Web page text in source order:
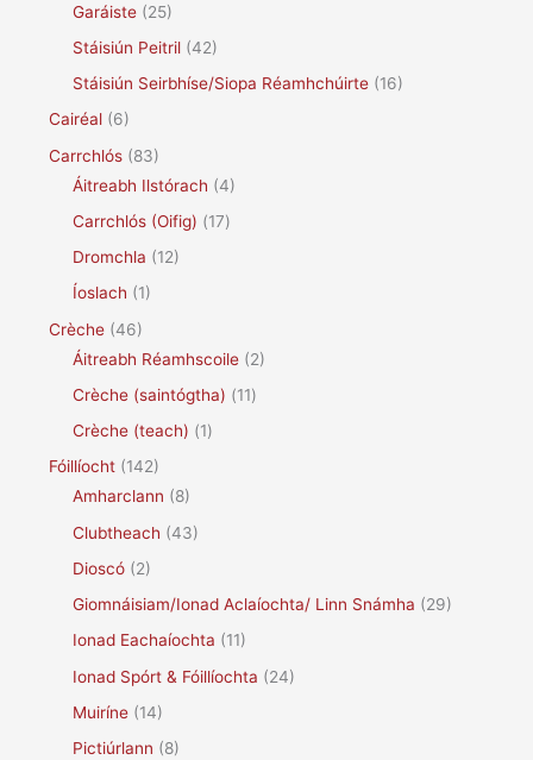
Garáiste (25)
Stáisiún Peitril (42)
Stáisiún Seirbhíse/Siopa Réamhchúirte (16)
Cairéal (6)
Carrchlós (83)
Áitreabh Ilstórach (4)
Carrchlós (Oifig) (17)
Dromchla (12)
Íoslach (1)
Crèche (46)
Áitreabh Réamhscoile (2)
Crèche (saintógtha) (11)
Crèche (teach) (1)
Fóillíocht (142)
Amharclann (8)
Clubtheach (43)
Dioscó (2)
Giomnáisiam/Ionad Aclaíochta/ Linn Snámha (29)
Ionad Eachaíochta (11)
Ionad Spórt & Fóillíochta (24)
Muiríne (14)
Pictiúrlann (8)